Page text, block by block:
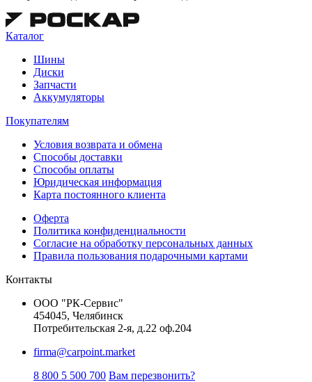
Каталог
Шины
Диски
Запчасти
Аккумуляторы
Покупателям
Условия возврата и обмена
Способы доставки
Способы оплаты
Юридическая информация
Карта постоянного клиента
Оферта
Политика конфиденциальности
Согласие на обработку персональных данных
Правила пользования подарочными картами
Контакты
ООО "РК-Сервис"
454045, Челябинск
Потребительская 2-я, д.22 оф.204
firma@carpoint.market
8 800 5 500 700 Вам перезвонить?